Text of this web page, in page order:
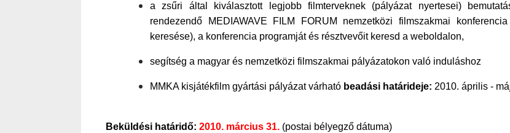
a zsűri által kiválasztott legjobb filmterveknek (pályázat nyertesei)
rendezendő MEDIAWAVE FILM FORUM nemzetközi filmszakmai
keresése), a konferencia programját és résztvevőit keresd a weboldalon,
segítség a magyar és nemzetközi filmszakmai pályázatokon való induláshoz
MMKA kisjátékfilm gyártási pályázat várható beadási határideje: 2010. április -
Beküldési határidő: 2010. március 31. (postai bélyegző dátuma)